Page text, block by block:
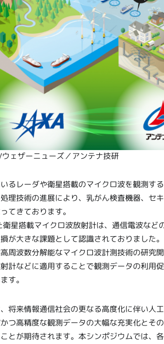
ェザーニューズ／アンテナ技研
るレーダや衛星搭載のマイクロ波を観測す
理技術の進展により、乳がん検査機器、セ
てきております。
星搭載マイクロ波放射計は、通信電波など
が大きな課題として認識されておりました
周波数分解能なマイクロ波計測技術の研究
計などに適用することで観測データの利用
す。
将来情報通信社会の更なる高度化に伴い人
つ高精度な観測データの大幅な充実化とそ
とが期待されます。本シンポジウムでは、